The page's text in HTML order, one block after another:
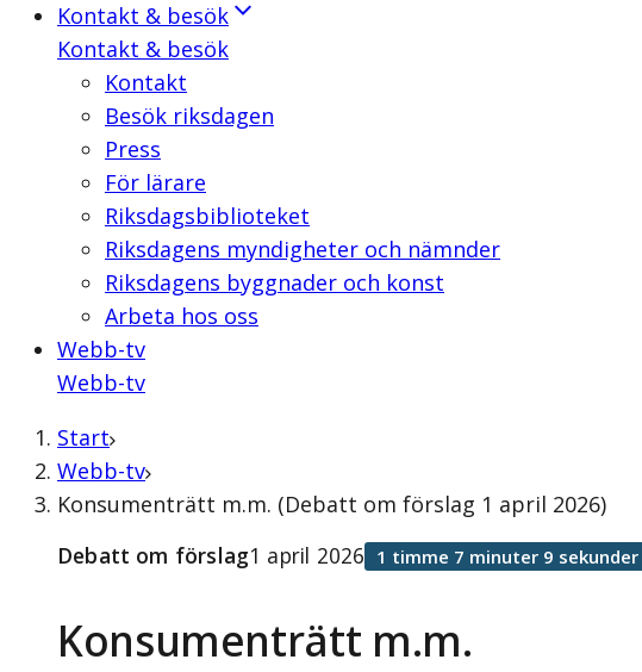
Kontakt & besök
Kontakt & besök
Kontakt
Besök riksdagen
Press
För lärare
Riksdagsbiblioteket
Riksdagens myndigheter och nämnder
Riksdagens byggnader och konst
Arbeta hos oss
Webb-tv
Webb-tv
Start
Webb-tv
Konsumenträtt m.m. (Debatt om förslag 1 april 2026)
Konsumenträtt m.m.
Debatt om förslag1 april 2026 1 timme 7 minuter 9 sekunder